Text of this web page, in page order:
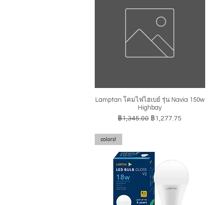
ดูข้อมูลด่วน
Lamptan โคมไฟไฮเบย์ รุ่น Navia 150w
Highbay
ราคาปกติ
฿1,345.00 ราคาขายลด
฿1,277.75
colors!